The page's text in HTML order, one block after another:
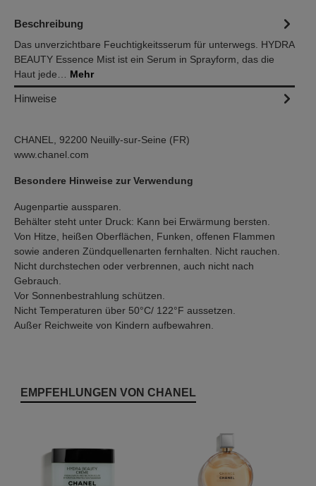
Beschreibung
Das unverzichtbare Feuchtigkeitsserum für unterwegs. HYDRA
BEAUTY Essence Mist ist ein Serum in Sprayform, das die
Haut jede… Mehr
Hinweise
CHANEL, 92200 Neuilly-sur-Seine (FR)
www.chanel.com
Besondere Hinweise zur Verwendung
Augenpartie aussparen.
Behälter steht unter Druck: Kann bei Erwärmung bersten.
Von Hitze, heißen Oberflächen, Funken, offenen Flammen
sowie anderen Zündquellenarten fernhalten. Nicht rauchen.
Nicht durchstechen oder verbrennen, auch nicht nach
Gebrauch.
Vor Sonnenbestrahlung schützen.
Nicht Temperaturen über 50°C/ 122°F aussetzen.
Außer Reichweite von Kindern aufbewahren.
Produktgalerie überspringen
EMPFEHLUNGEN VON CHANEL